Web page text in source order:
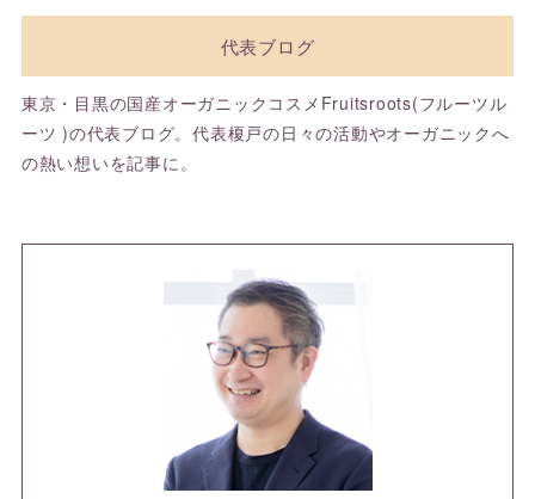
代表ブログ
東京・目黒の国産オーガニックコスメFruitsroots(フルーツル
ーツ )の代表ブログ。代表榎戸の日々の活動やオーガニックへ
の熱い想いを記事に。